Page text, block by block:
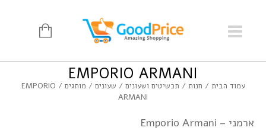
EMPORIO ARMANI
עמוד הבית / חנות / תכשיטים ושעונים / שעונים / מותגים
/ EMPORIO
ARMANI
ארמני – Emporio Armani